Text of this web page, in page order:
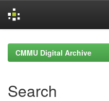
navigationCMMU Digital Archive
Search